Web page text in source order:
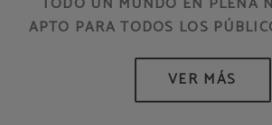
APTO PARA TODOS LOS